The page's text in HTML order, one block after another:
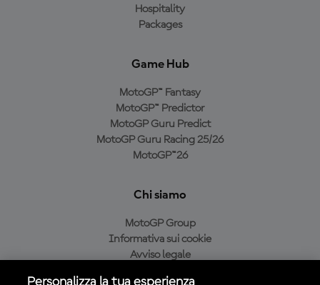
Hospitality
Packages
Game Hub
MotoGP™ Fantasy
MotoGP™ Predictor
MotoGP Guru Predict
MotoGP Guru Racing 25/26
MotoGP™26
Chi siamo
MotoGP Group
Informativa sui cookie
Avviso legale